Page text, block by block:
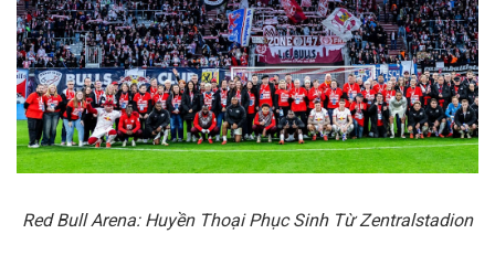
Red Bull Arena: Huyền Thoại Phục Sinh Từ Zentralstadion